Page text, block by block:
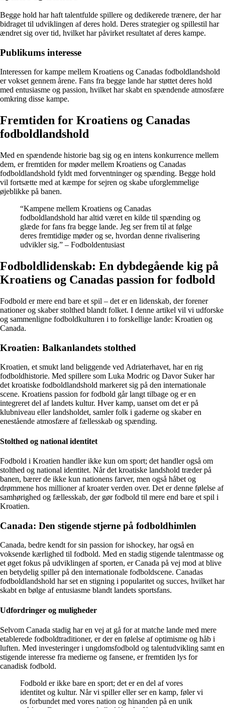
Begge hold har haft talentfulde spillere og dedikerede trænere, der har
bidraget til udviklingen af deres hold. Deres strategier og spillestil har
ændret sig over tid, hvilket har påvirket resultatet af deres kampe.
Publikums interesse
Interessen for kampe mellem Kroatiens og Canadas fodboldlandshold
er vokset gennem årene. Fans fra begge lande har støttet deres hold
med entusiasme og passion, hvilket har skabt en spændende atmosfære
omkring disse kampe.
Fremtiden for Kroatiens og Canadas
fodboldlandshold
Med en spændende historie bag sig og en intens konkurrence mellem
dem, er fremtiden for møder mellem Kroatiens og Canadas
fodboldlandshold fyldt med forventninger og spænding. Begge hold
vil fortsætte med at kæmpe for sejren og skabe uforglemmelige
øjeblikke på banen.
“Kampene mellem Kroatiens og Canadas
fodboldlandshold har altid været en kilde til spænding og
glæde for fans fra begge lande. Jeg ser frem til at følge
deres fremtidige møder og se, hvordan denne rivalisering
udvikler sig.” – Fodboldentusiast
Fodboldlidenskab: En dybdegående kig på
Kroatiens og Canadas passion for fodbold
Fodbold er mere end bare et spil – det er en lidenskab, der forener
nationer og skaber stolthed blandt folket. I denne artikel vil vi udforske
og sammenligne fodboldkulturen i to forskellige lande: Kroatien og
Canada.
Kroatien: Balkanlandets stolthed
Kroatien, et smukt land beliggende ved Adriaterhavet, har en rig
fodboldhistorie. Med spillere som Luka Modric og Davor Suker har
det kroatiske fodboldlandshold markeret sig på den internationale
scene. Kroatiens passion for fodbold går langt tilbage og er en
integreret del af landets kultur. Hver kamp, uanset om det er på
klubniveau eller landsholdet, samler folk i gaderne og skaber en
enestående atmosfære af fællesskab og spænding.
Stolthed og national identitet
Fodbold i Kroatien handler ikke kun om sport; det handler også om
stolthed og national identitet. Når det kroatiske landshold træder på
banen, bærer de ikke kun nationens farver, men også håbet og
drømmene hos millioner af kroater verden over. Det er denne følelse af
samhørighed og fællesskab, der gør fodbold til mere end bare et spil i
Kroatien.
Canada: Den stigende stjerne på fodboldhimlen
Canada, bedre kendt for sin passion for ishockey, har også en
voksende kærlighed til fodbold. Med en stadig stigende talentmasse og
et øget fokus på udviklingen af sporten, er Canada på vej mod at blive
en betydelig spiller på den internationale fodboldscene. Canadas
fodboldlandshold har set en stigning i popularitet og succes, hvilket har
skabt en bølge af entusiasme blandt landets sportsfans.
Udfordringer og muligheder
Selvom Canada stadig har en vej at gå for at matche lande med mere
etablerede fodboldtraditioner, er der en følelse af optimisme og håb i
luften. Med investeringer i ungdomsfodbold og talentudvikling samt en
stigende interesse fra medierne og fansene, er fremtiden lys for
canadisk fodbold.
Fodbold er ikke bare en sport; det er en del af vores
identitet og kultur. Når vi spiller eller ser en kamp, føler vi
os forbundet med vores nation og hinanden på en unik